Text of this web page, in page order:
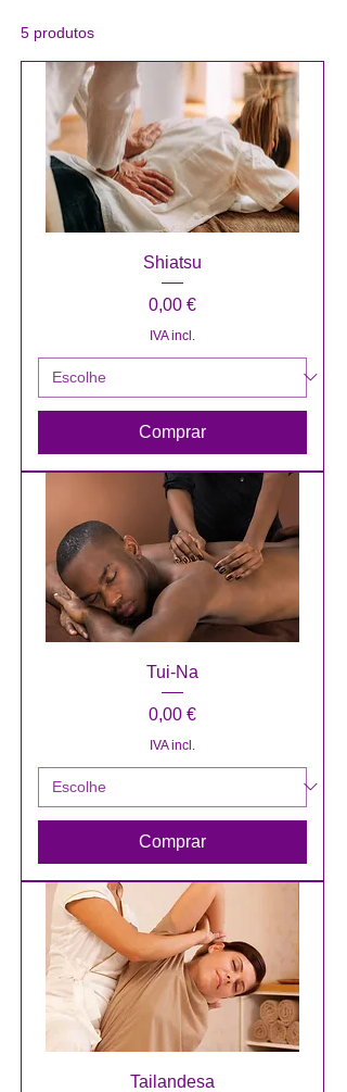
5 produtos
Shiatsu
Preço
0,00 €
IVA incl.
Comprar
Tui-Na
Preço
0,00 €
IVA incl.
Comprar
Tailandesa